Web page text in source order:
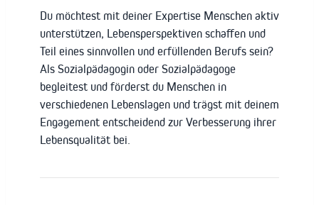
Du möchtest mit deiner Expertise Menschen aktiv
unterstützen, Lebensperspektiven schaffen und
Teil eines sinnvollen und erfüllenden Berufs sein?
Als Sozialpädagogin oder Sozialpädagoge
begleitest und förderst du Menschen in
verschiedenen Lebenslagen und trägst mit deinem
Engagement entscheidend zur Verbesserung ihrer
Lebensqualität bei.